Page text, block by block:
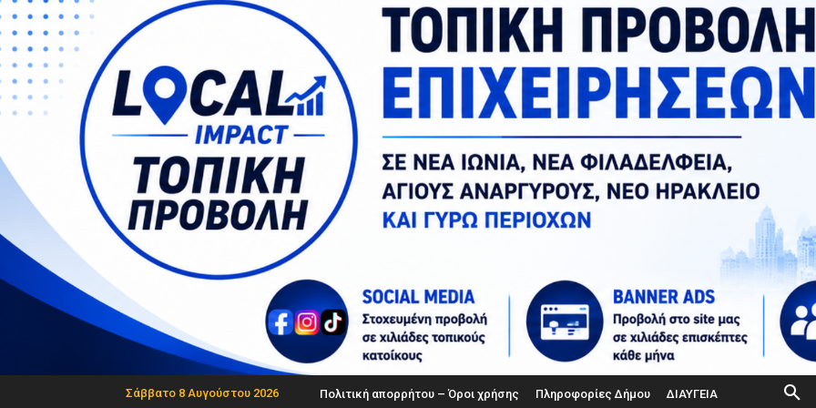
Σάββατο 8 Αυγούστου 2026 Πολιτική απορρήτου – Όροι χρήσης Πληροφορίες Δήμου ΔΙΑΥΓΕΙΑ